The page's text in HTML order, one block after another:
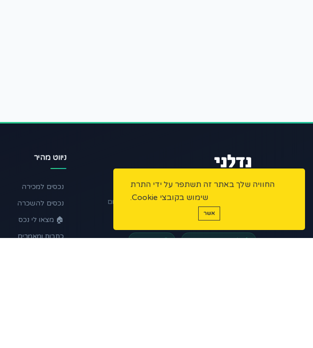
הפלטפורמה המתקדמת למתווכי נדל"ן בישראל.
ניהול נכסים, שיווק דיגיטלי ואוטומציות – הכל במקום
פלטפורמה מאובטחת מורשי תיווך
ניווט מהיר
נכסים למכירה
נכסים להשכרה
🏠 מצאו לי נכס
כתבות ומאמרים
החוויה שלך באתר זה תשתפר על ידי התרת
שימוש בקובצי Cookie.
אשר